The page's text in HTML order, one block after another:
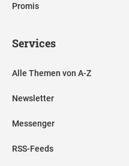
Promis
Services
Alle Themen von A-Z
Newsletter
Messenger
RSS-Feeds